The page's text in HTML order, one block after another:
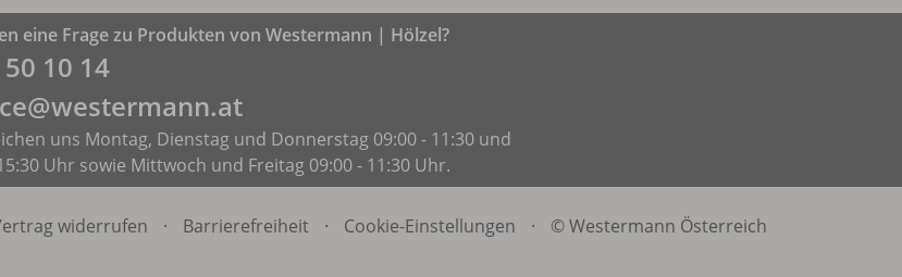
eine Frage zu Produkten von Westermann | Hölzel?
10 14
uns Montag, Dienstag und Donnerstag 09:00 - 11:30 und
Uhr sowie Mittwoch und Freitag 09:00 - 11:30 Uhr.
widerrufen · Barrierefreiheit · Cookie-Einstellungen · © Westermann Österreich